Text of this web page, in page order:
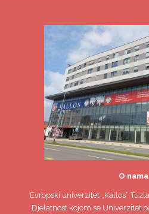
O nama
Evropski univerzitet„Kallos“ Tuzla
Djelatnost kojom se Univerzitet